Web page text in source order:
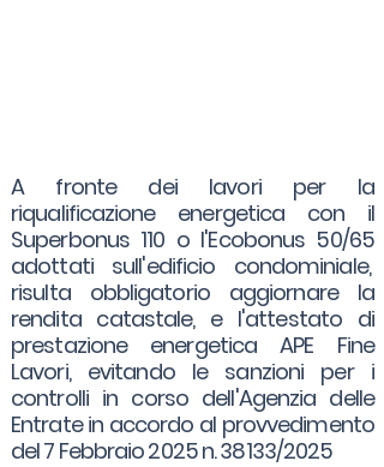
A fronte dei lavori per la
riqualificazione energetica con il
Superbonus 110 o l'Ecobonus 50/65
adottati sull'edificio condominiale,
risulta obbligatorio aggiornare la
rendita catastale, e l'attestato di
prestazione energetica APE Fine
Lavori, evitando le sanzioni per i
controlli in corso dell'Agenzia delle
Entrate in accordo al provvedimento
del 7 Febbraio 2025 n. 38133/2025